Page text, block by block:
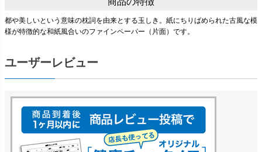
都や美しいという意味の枕詞を由来とする玉しき。紙にちりばめられた古風な模
様が特徴的な和紙風合いのファインペーパー（片面）です。
ユーザーレビュー